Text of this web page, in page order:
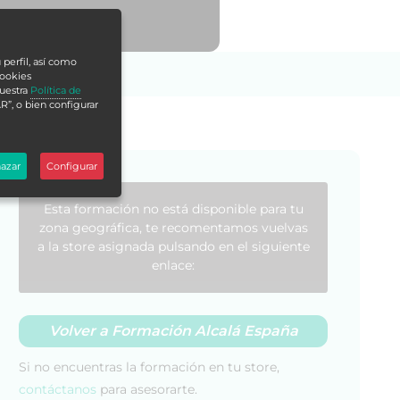
Esta formación no está disponible para tu
zona geográfica, te recomentamos vuelvas
a la store asignada pulsando en el siguiente
enlace:
Volver a Formación Alcalá España
Si no encuentras la formación en tu store,
contáctanos para asesorarte.
perfil, así como
Política de
o bien configurar
Configurar